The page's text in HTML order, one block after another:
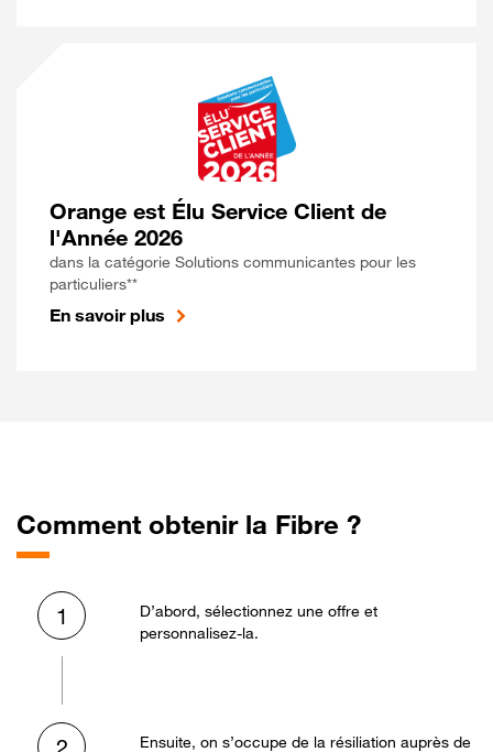
Orange est Élu Service Client de
l'Année 2026
dans la catégorie Solutions communicantes pour les
particuliers**
En savoir plus
Comment obtenir la Fibre ?
1
D’abord, sélectionnez une offre et
personnalisez-la.
Ensuite, on s’occupe de la résiliation auprès de